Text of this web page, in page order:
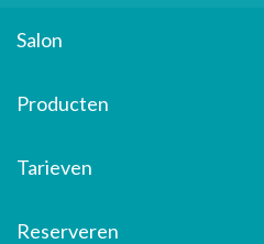
Salon
Producten
Tarieven
Reserveren